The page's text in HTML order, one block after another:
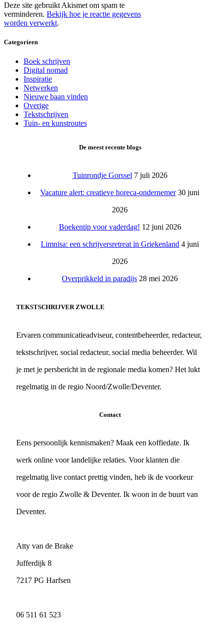
Deze site gebruikt Akismet om spam te
verminderen. Bekijk hoe je reactie gegevens
worden verwerkt.
Categorieen
Boek schrijven
Digital nomad
Inspiratie
Netwerken
Nieuwe baan vinden
Overige
Tekstschrijven
Tuin- en kunstroutes
De meest recente blogs
Tuinrondje Gorssel 7 juli 2026
Vacature alert: creatieve horeca-ondernemer 30 juni
2026
Boekentip voor vaderdag! 12 juni 2026
Limnisa: een schrijversretreat in Griekenland 4 juni
2026
Overprikkeld in paradijs 28 mei 2026
TEKSTSCHRIJVER ZWOLLE
Ervaren communicatieadviseur, contentbeheerder, redacteur,
tekstschrijver, social redacteur, social media beheerder. Wil
je met je persbericht in de regionale media komen? Het lukt
regelmatig in de regio Noord/Zwolle/Deventer.
Contact
Eens persoonlijk kennismaken? Maak een koffiedate. Ik
werk online voor landelijke relaties. Voor klanten die
regelmatig live contact prettig vinden, heb ik de voorkeur
voor de regio Zwolle & Deventer. Ik woon in de buurt van
Deventer.
Atty van de Brake
Jufferdijk 8
7217 PG Harfsen
06 511 61 523